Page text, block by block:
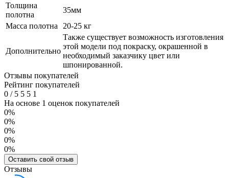
Толщина
полотна
35мм
Масса полотна
20-25 кг
Дополнительно
Также существует возможность изготовления
этой модели под покраску, окрашенной в
необходимый заказчику цвет или
шпонированной.
Отзывы покупателей
Рейтинг покупателей
0 /5 5 5 1
На основе 1 оценок покупателей
0%
0%
0%
0%
0%
Оставить свой отзыв
Отзывы